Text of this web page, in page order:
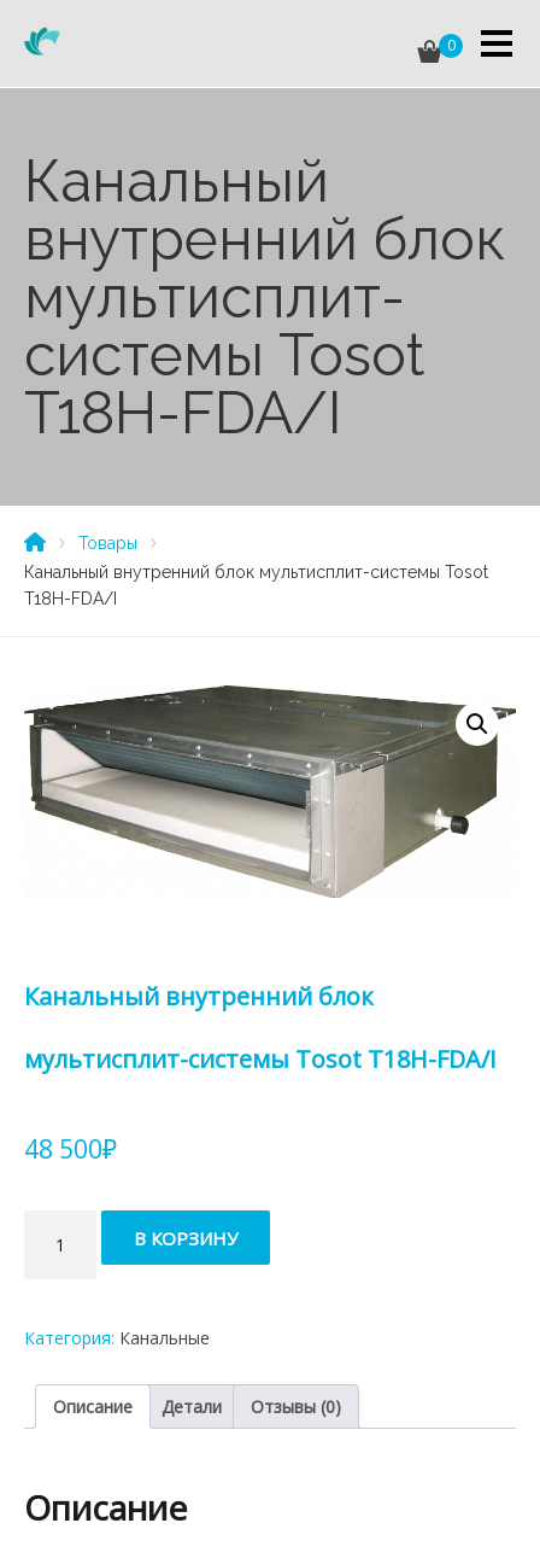
0
Канальный
внутренний блок
мультисплит-
системы Tosot
T18H-FDA/I
Товары
Канальный внутренний блок мультисплит-системы Tosot
T18H-FDA/I
Канальный внутренний блок
мультисплит-системы Tosot T18H-FDA/I
48 500₽
товара
мультисплит-
Tosot
T18H-
В КОРЗИНУ
Категория: Канальные
Описание Детали Отзывы (0)
Описание